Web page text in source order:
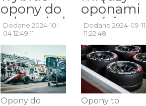
opony do
odpowiedniego
typu
wyścigu?
Przegląd
opon
wyścigowych.
Dodane 2024-10-
04 12:49:11
Opony do
oponami
a
ulicznymi:
co warto
wiedzieć?
Dodane 2024-09-11
11:22:48
Opony to